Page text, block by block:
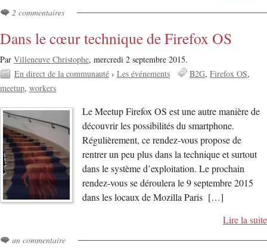
2 commentaires
Dans le cœur technique de Firefox OS
Par Villeneuve Christophe, mercredi 2 septembre 2015.
En direct de la communauté › Les événements B2G Firefox OS
meetup workers
Le Meetup Firefox OS est une autre manière de
découvrir les possibilités du smartphone.
Régulièrement, ce rendez-vous propose de
rentrer un peu plus dans la technique et surtout
dans le système d’exploitation. Le prochain
rendez-vous se déroulera le 9 septembre 2015
dans les locaux de Mozilla Paris […]
Lire la suite
un commentaire